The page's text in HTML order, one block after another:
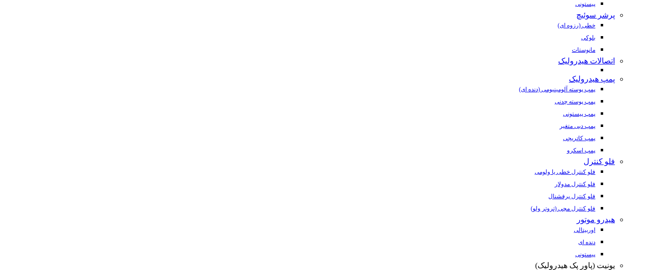
پیستونی
پرشر سوئیچ
خطی (رزوه ای)
بلوکی
مانوستات
اتصالات هیدرولیک
پمپ هیدرولیک
پمپ پوسته آلومینیومی (دنده ای)
پمپ پوسته چدنی
پمپ پیستونی
پمپ دبی متغیر
پمپ کاتریجی
پمپ اسکرو
فلو کنترل
فلو کنترل خطی یا ولومی
فلو کنترل مدولار
فلو کنترل پرفشنال
فلو کنترل مچی (تروتر ولو)
هیدرو موتور
اوربیتالی
دنده ای
پیستونی
یونیت (پاور پک هیدرولیک)